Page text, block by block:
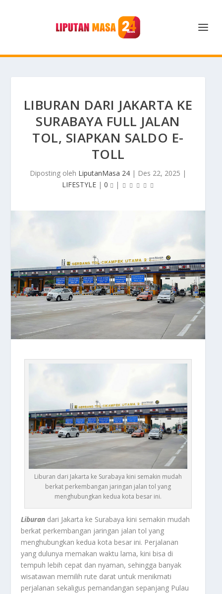
LIBURAN DARI JAKARTA KE
SURABAYA FULL JALAN
TOL, SIAPKAN SALDO E-
TOLL
Diposting oleh LiputanMasa 24 | Des 22, 2025 |
LIFESTYLE | 0 |
Liburan dari Jakarta ke Surabaya kini semakin mudah
berkat perkembangan jaringan jalan tol yang
menghubungkan kedua kota besar ini.
Liburan dari Jakarta ke Surabaya kini semakin mudah
berkat perkembangan jaringan jalan tol yang
menghubungkan kedua kota besar ini. Perjalanan
yang dulunya memakan waktu lama, kini bisa di
tempuh lebih cepat dan nyaman, sehingga banyak
wisatawan memilih rute darat untuk menikmati
perjalanan sekaligus pemandangan sepanjang Pulau